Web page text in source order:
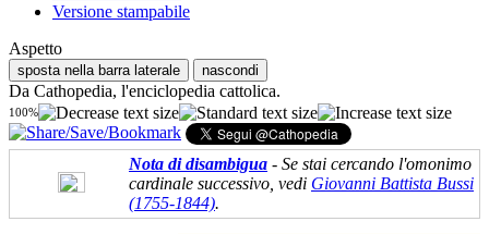
Versione stampabile
Aspetto
sposta nella barra laterale nascondi
Da Cathopedia, l'enciclopedia cattolica.
100%
Nota di disambigua - Se stai cercando l'omonimo
cardinale successivo, vedi Giovanni Battista Bussi
(1755-1844).